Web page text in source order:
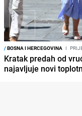
/BOSNA I HERCEGOVINA I
Kratak predah od
najavljuje novi